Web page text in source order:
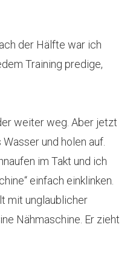
der Hälfte war ich
Training predige,
weiter weg. Aber jetzt
und holen auf.
im Takt und ich
einfach einklinken.
mit unglaublicher
Nähmaschine. Er zieht